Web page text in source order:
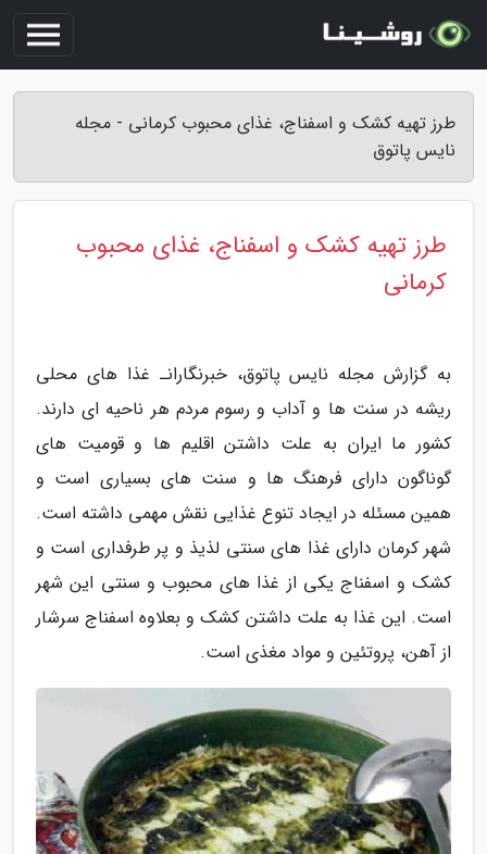
طرز تهیه کشک و اسفناج، غذای محبوب کرمانی - مجله
نایس پاتوق
طرز تهیه کشک و اسفناج، غذای محبوب
کرمانی
به گزارش مجله نایس پاتوق، خبرنگارانـ غذا های محلی
ریشه در سنت ها و آداب و رسوم مردم هر ناحیه ای دارند.
کشور ما ایران به علت داشتن اقلیم ها و قومیت های
گوناگون دارای فرهنگ ها و سنت های بسیاری است و
همین مسئله در ایجاد تنوع غذایی نقش مهمی داشته است.
شهر کرمان دارای غذا های سنتی لذیذ و پر طرفداری است و
کشک و اسفناج یکی از غذا های محبوب و سنتی این شهر
است. این غذا به علت داشتن کشک و بعلاوه اسفناج سرشار
از آهن، پروتئین و مواد مغذی است.